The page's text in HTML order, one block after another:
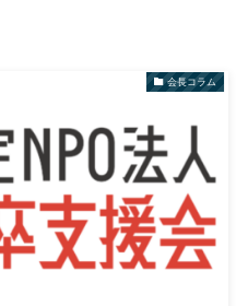
会長コラム